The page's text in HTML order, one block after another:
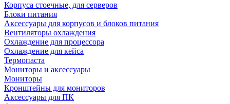
Корпуса стоечные, для серверов
Блоки питания
Аксессуары для корпусов и блоков питания
Вентиляторы охлаждения
Охлаждение для процессора
Охлаждение для кейса
Термопаста
Мониторы и аксессуары
Мониторы
Кронштейны для мониторов
Аксессуары для ПК